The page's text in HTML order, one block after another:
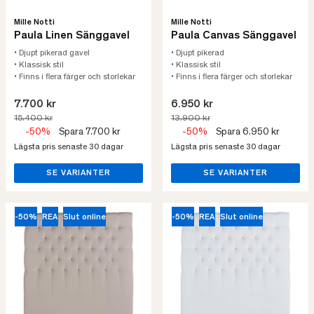
Mille Notti
Paula Linen Sänggavel
• Djupt pikerad gavel
• Klassisk stil
• Finns i flera färger och storlekar
7.700 kr
15.400 kr
-50% Spara 7.700 kr
Lägsta pris senaste 30 dagar
SE VARIANTER
Mille Notti
Paula Canvas Sänggavel
• Djupt pikerad
• Klassisk stil
• Finns i flera färger och storlekar
6.950 kr
13.900 kr
-50% Spara 6.950 kr
Lägsta pris senaste 30 dagar
SE VARIANTER
-50% REA Slut online -50% REA Slut online